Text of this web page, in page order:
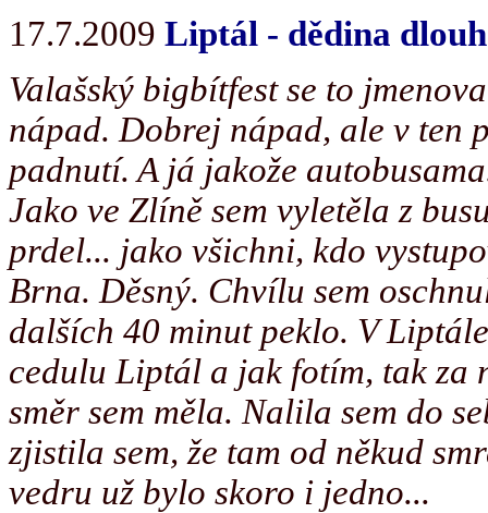
17.7.2009 Liptál - dědina
Valašský bigbítfest se to
nápad. Dobrej nápad, ale v ten
padnutí. A já jakože
Jako ve Zlíně sem vyletěla z
prdel... jako všichni, kdo
Brna. Děsný. Chvílu sem
dalších 40 minut peklo. V
cedulu Liptál a jak fotím, tak za
směr sem měla. Nalila sem do
zjistila sem, že tam od někud
vedru už bylo skoro i jedno...